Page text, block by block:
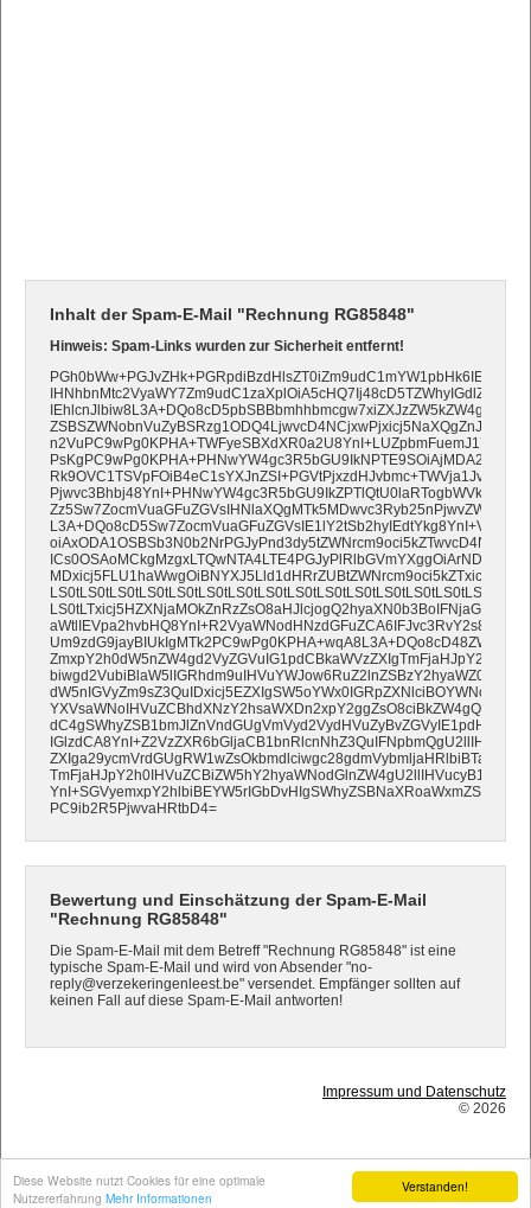
Verstanden!
Diese Website nutzt Cookies für eine optimale
Nutzererfahrung Mehr Informationen
Inhalt der Spam-E-Mail "Rechnung RG85848"
Hinweis: Spam-Links wurden zur Sicherheit entfernt!
PC9ib2R5PjwvaHRtbD4=
Bewertung und Einschätzung der Spam-E-Mail
"Rechnung RG85848"
Die Spam-E-Mail mit dem Betreff "Rechnung RG85848" ist eine
typische Spam-E-Mail und wird von Absender "no-
reply@verzekeringenleest.be" versendet. Empfänger sollten auf
keinen Fall auf diese Spam-E-Mail antworten!
Impressum und Datenschutz
© 2026